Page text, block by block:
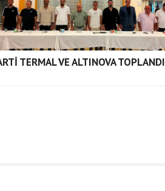
TERMAL VE ALTINOVA TOPLANDI